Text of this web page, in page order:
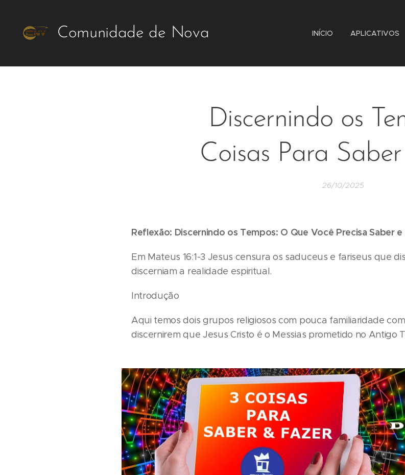
Comunidade de Nova
INÍCIO APLICATIVOS
Discernindo os
Coisas Para
26/10/2025
Reflexão: Discernindo os Tempos: O Que Você Precisa Saber e
Em Mateus 16:1-3 Jesus censura os saduceus e fariseus que
discerniam a realidade espiritual.
Introdução
Aqui temos dois grupos religiosos com pouca familiaridade
discernirem que Jesus Cristo é o Messias prometido no Antigo